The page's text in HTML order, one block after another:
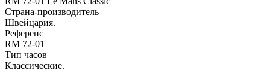
Страна-производитель
Швейцария.
Референс
RM 72-01
Тип часов
Классические.